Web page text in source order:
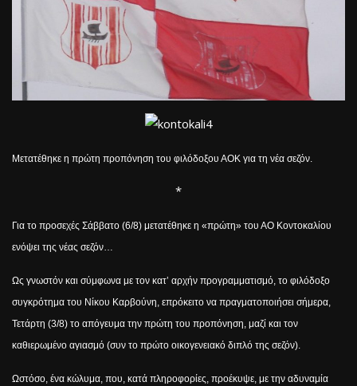
Μετατέθηκε η πρώτη προπόνηση του φιλόδοξου ΑΟΚ για τη νέα σεζόν.
*
Για το προσεχές Σάββατο (6/8) μετατέθηκε η «πρώτη» του ΑΟ Κοντοκαλίου
ενόψει της νέας σεζόν…
Ως γνωστόν και σύμφωνα με τον κατ’ αρχήν προγραμματισμό, το φιλόδοξο
συγκρότημα του Νίκου Καρβούνη, επρόκειτο να πραγματοποιήσει σήμερα,
Τετάρτη (3/8) το απόγευμα την πρώτη του προπόνηση, μαζί και τον
καθιερωμένο αγιασμό (συν το πρώτο οικογενειακό διπλό της σεζόν).
Ωστόσο, ένα κώλυμα, που, κατά πληροφορίες, προέκυψε, με την αδυναμία